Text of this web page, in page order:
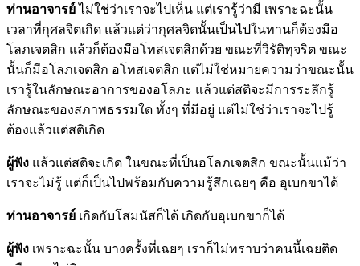
ท่านอาจารย์ไม่ใช่ว่าเราจะไปเห็น แต่เรารู้ว่ามี เพราะฉะนั้น
เวลาที่กุศลจิตเกิด แล้วแต่ว่ากุศลจิตนั้นเป็นไปในทานก็ต้องมีอ
โลภเจตสิก แล้วก็ต้องมีอโทสเจตสิกด้วย ขณะที่วิรัติทุจริต ขณะ
นั้นก็มีอโลภเจตสิก อโทสเจตสิก แต่ไม่ใช่หมายความว่าขณะนั้น
เรารู้ในลักษณะอาการของอโลภะ แล้วแต่สติจะมีการระลึกรู้
ลักษณะของสภาพธรรมใด ทั้งๆ ที่มีอยู่ แต่ไม่ใช่ว่าเราจะไปรู้
ต้องแล้วแต่สติเกิด
ผู้ฟัง แล้วแต่สติจะเกิด ในขณะที่เป็นอโลภเจตสิก ขณะนั้นแม้ว่า
เราจะไม่รู้ แต่ก็เป็นไปพร้อมกับความรู้สึกเฉยๆ คือ อุเบกขาได้
ท่านอาจารย์ เกิดกับโสมนัสก็ได้ เกิดกับอุเบกขาก็ได้
ผู้ฟัง เพราะฉะนั้น บางครั้งที่เฉยๆ เราก็ไม่ทราบว่าคนนี้เฉยติด